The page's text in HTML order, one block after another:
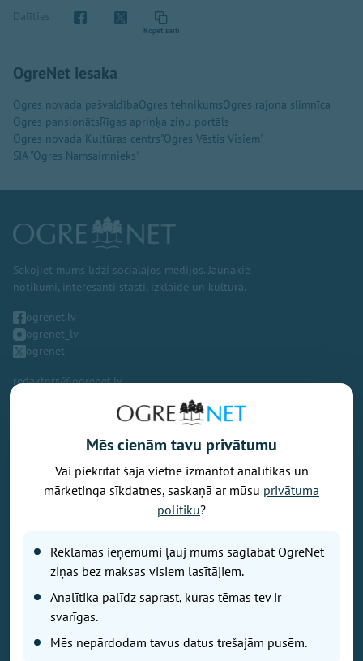
Dalīties
Kopēt saiti
OgreNet iesaka
Ogres novada pašvaldībaOgres tehnikumsOgres rajona slimnīca
Ogres pansionātsRīgas apriņķa ziņu portāls
Ogres novada Kultūras centrs"Ogres Vēstis Visiem"
SIA "Ogres Namsaimnieks"
Sekojiet mums līdzi sociālajos medijos. Jaunākie
notikumi, interesanti stāsti, izklaide un kultūra.
ogrenet.lv
ogrenet_lv
ogrenet
redaktors@ogrenet.lv
Vēlaties izteikt savu viedokli par portālu? Pamanījāt kļūdu? Ir
problēma, ko vēlaties apspriest publiski? Vēlaties iesūtīt rakstu par
Jums aktuālu tēmu? Varbūt Jums vajadzīgs padoms? Rakstiet uz
Izdevējs: SIA "Ogres Balss".
Juridiskā adrese: Lāčplēša iela 24
Ētikas kodeks
Mēs cienām tavu privātumu
Vai piekrītat šajā vietnē izmantot analītikas un
mārketinga sīkdatnes, saskaņā ar mūsu privātuma
politiku?
Reklāmas ieņēmumi ļauj mums saglabāt OgreNet
ziņas bez maksas visiem lasītājiem.
Analītika palīdz saprast, kuras tēmas tev ir
svarīgas.
Mēs nepārdodam tavus datus trešajām pusēm.